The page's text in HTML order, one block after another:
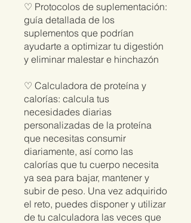
♡ Protocolos de suplementación:
guía detallada de los
suplementos que podrían
ayudarte a optimizar tu digestión
y eliminar malestar e hinchazón
♡ Calculadora de proteína y
calorías: calcula tus
necesidades diarias
personalizadas de la proteína
que necesitas consumir
diariamente, así como las
calorías que tu cuerpo necesita
ya sea para bajar, mantener y
subir de peso. Una vez adquirido
el reto, puedes disponer y utilizar
de tu calculadora las veces que